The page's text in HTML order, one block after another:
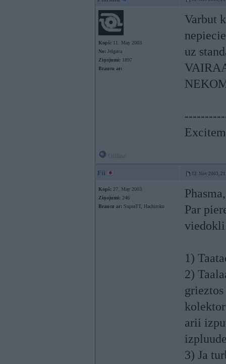
Kopš: 11. May 2003
No: Jelgava
Ziņojumi: 1897
Braucu ar:
Varbut
uz
Fii 12. Nov 2003,
Kopš: 27. May 2003
Ziņojumi: 246
Braucu ar: SupraTT, Hachiroku
Par
1)
2)
arii
3) Ja